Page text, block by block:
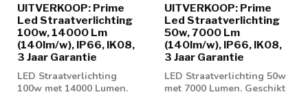
UITVERKOOP: Prime
Led Straatverlichting
100w, 14000 Lm
(140lm/w), IP66, IK08,
3 Jaar Garantie
LED Straatverlichting
100w met 14000 Lumen.
UITVERKOOP: Prime
Led Straatverlichting
50w, 7000 Lm
(140lm/w), IP66, IK08,
3 Jaar Garantie
LED Straatverlichting 50w
met 7000 Lumen. Geschikt